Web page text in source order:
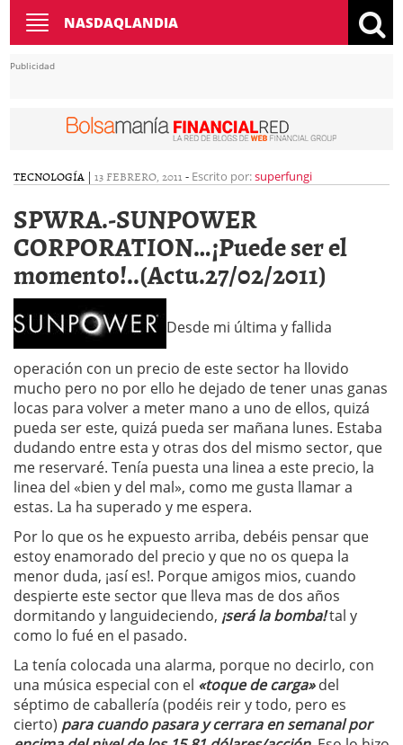
Toggle
navigation
NASDAQLANDIA
Publicidad
TECNOLOGÍA | 13 FEBRERO, 2011 - Escrito por:superfungi
SPWRA.-SUNPOWER
CORPORATION…¡Puede ser el
momento!..(Actu.27/02/2011)
Desde mi última y fallida
operación con un precio de este sector ha llovido
mucho pero no por ello he dejado de tener unas ganas
locas para volver a meter mano a uno de ellos, quizá
pueda ser este, quizá pueda ser mañana lunes. Estaba
dudando entre esta y otras dos del mismo sector, que
me reservaré. Tenía puesta una linea a este precio, la
linea del «bien y del mal», como me gusta llamar a
estas. La ha superado y me espera.
Por lo que os he expuesto arriba, debéis pensar que
estoy enamorado del precio y que no os quepa la
menor duda, ¡así es!. Porque amigos mios, cuando
despierte este sector que lleva mas de dos años
dormitando y languideciendo, ¡será la bomba!tal y
como lo fué en el pasado.
La tenía colocada una alarma, porque no decirlo, con
una música especial con el «toque de carga»del
séptimo de caballería (podéis reir y todo, pero es
cierto) para cuando pasara y cerrara en semanal por